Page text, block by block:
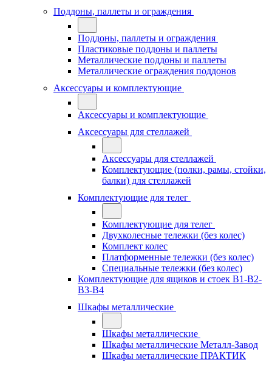
Поддоны, паллеты и ограждения
Поддоны, паллеты и ограждения
Пластиковые поддоны и паллеты
Металлические поддоны и паллеты
Металлические ограждения поддонов
Аксессуары и комплектующие
Аксессуары и комплектующие
Аксессуары для стеллажей
Аксессуары для стеллажей
Комплектующие (полки, рамы, стойки,
балки) для стеллажей
Комплектующие для телег
Комплектующие для телег
Двухколесные тележки (без колес)
Комплект колес
Платформенные тележки (без колес)
Специальные тележки (без колес)
Комплектующие для ящиков и стоек В1-В2-
В3-В4
Шкафы металлические
Шкафы металлические
Шкафы металлические Металл-Завод
Шкафы металлические ПРАКТИК